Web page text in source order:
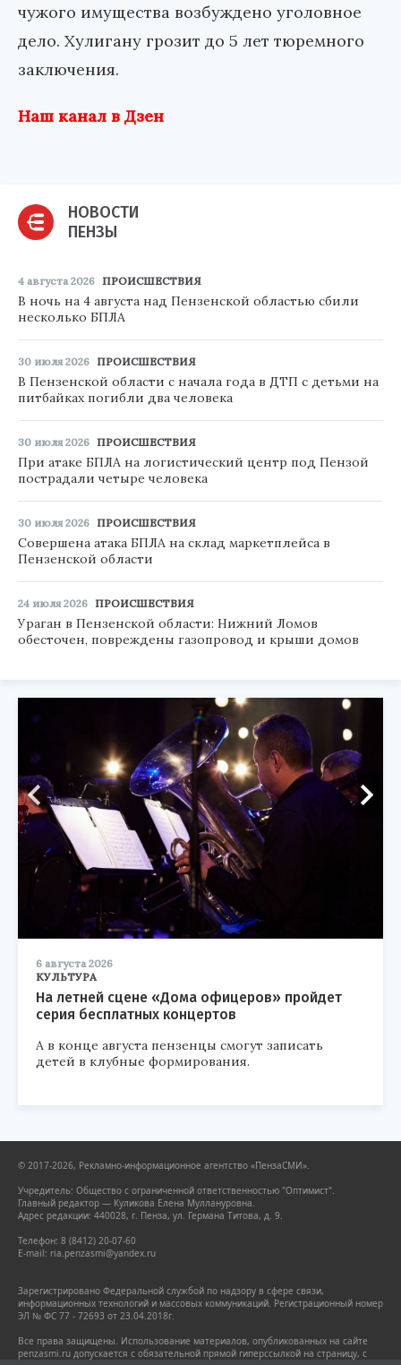
чужого имущества возбуждено уголовное
дело. Хулигану грозит до 5 лет тюремного
заключения.
Наш канал в Дзен
НОВОСТИ
ПЕНЗЫ
4 августа 2026 ПРОИСШЕСТВИЯ
В ночь на 4 августа над Пензенской областью сбили
несколько БПЛА
30 июля 2026 ПРОИСШЕСТВИЯ
В Пензенской области с начала года в ДТП с детьми на
питбайках погибли два человека
30 июля 2026 ПРОИСШЕСТВИЯ
При атаке БПЛА на логистический центр под Пензой
пострадали четыре человека
30 июля 2026 ПРОИСШЕСТВИЯ
Совершена атака БПЛА на склад маркетплейса в
Пензенской области
24 июля 2026 ПРОИСШЕСТВИЯ
Ураган в Пензенской области: Нижний Ломов
обесточен, повреждены газопровод и крыши домов
6 августа 2026
КУЛЬТУРА
На летней сцене «Дома офицеров» пройдет
серия бесплатных концертов
А в конце августа пензенцы смогут записать
детей в клубные формирования.
© 2017-2026, Рекламно-информационное агентство «ПензаСМИ».
Учредитель: Общество с ограниченной ответственностью "Оптимист".
Главный редактор — Куликова Елена Муллануровна.
Адрес редакции: 440028, г. Пенза, ул. Германа Титова, д. 9.
Телефон: 8 (8412) 20-07-60
E-mail: ria.penzasmi@yandex.ru
Зарегистрировано Федеральной службой по надзору в сфере связи,
информационных технологий и массовых коммуникаций. Регистрационный номер
ЭЛ № ФС 77 - 72693 от 23.04.2018г.
Все права защищены. Использование материалов, опубликованных на сайте
penzasmi.ru допускается с обязательной прямой гиперссылкой на страницу, с